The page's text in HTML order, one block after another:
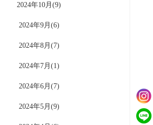
2024年10月(9)
2024年9月(6)
2024年8月(7)
2024年7月(1)
2024年6月(7)
2024年5月(9)